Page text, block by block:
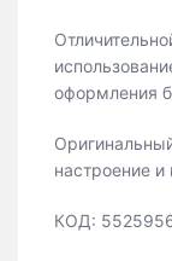
оформления
настроение и
КОД: